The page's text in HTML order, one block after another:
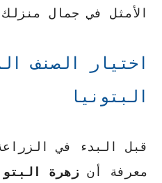
الأمثل في جمال
اختيار الصنف
البتونيا
قبل البدء في
معرفة أن زهرة